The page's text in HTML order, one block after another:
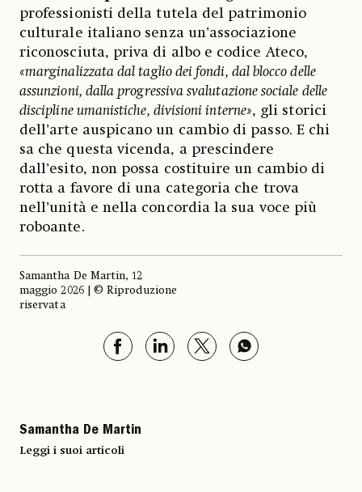
professionisti della tutela del patrimonio
culturale italiano senza un’associazione
riconosciuta, priva di albo e codice Ateco,
«marginalizzata dal taglio dei fondi, dal blocco delle
assunzioni, dalla progressiva svalutazione sociale delle
discipline umanistiche, divisioni interne», gli storici
dell’arte auspicano un cambio di passo. E chi
sa che questa vicenda, a prescindere
dall’esito, non possa costituire un cambio di
rotta a favore di una categoria che trova
nell’unità e nella concordia la sua voce più
roboante.
Samantha De Martin, 12
maggio 2026 | © Riproduzione
riservata
Samantha De Martin
Leggi i suoi articoli